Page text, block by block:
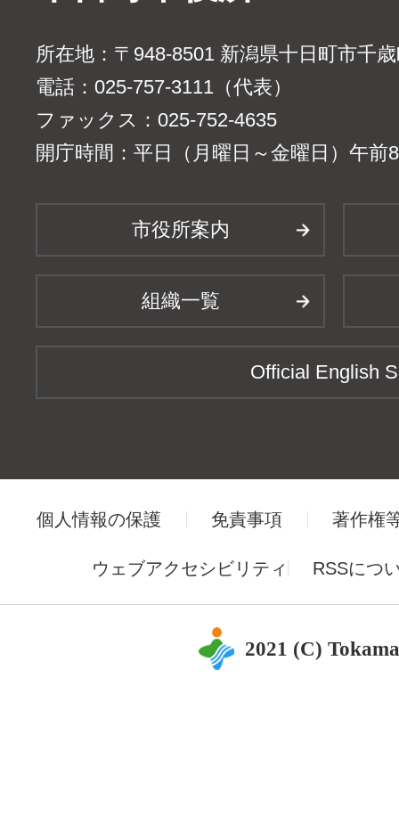
所在地：〒948-8501 新潟県十日町市千
電話：025-757-3111（代表）
ファックス：025-752-4635
開庁時間：平日（月曜日～金曜日）午前
市役所案内
組織一覧
Official English
個人情報の保護 免責事項 著作権
ウェブアクセシビリティ RSSにつ
2021 (C)